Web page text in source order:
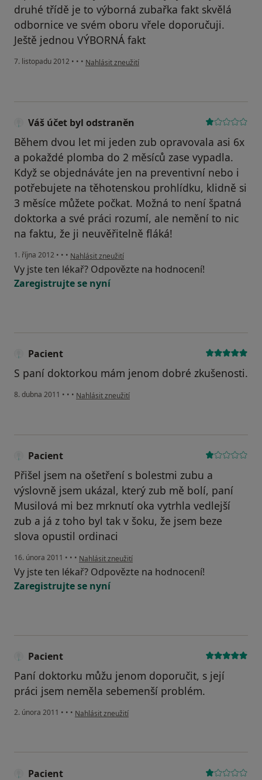
druhé třídě je to výborná zubařka fakt skvělá
odbornice ve svém oboru vřele doporučuji.
Ještě jednou VÝBORNÁ fakt
7. listopadu 2012 • • • podle názoru uživatele Váš účet byl odstraněn
Nahlásit zneužití
Váš účet byl odstraněn
Během dvou let mi jeden zub opravovala asi 6x
a pokaždé plomba do 2 měsíců zase vypadla.
Když se objednáváte jen na preventivní nebo i
potřebujete na těhotenskou prohlídku, klidně si
3 měsíce můžete počkat. Možná to není špatná
doktorka a své práci rozumí, ale nemění to nic
na faktu, že ji neuvěřitelně fláká!
1. října 2012 • • • podle názoru uživatele Váš účet byl odstraněn
Nahlásit zneužití
Vy jste ten lékař? Odpovězte na hodnocení!
Zaregistrujte se nyní
Pacient
S paní doktorkou mám jenom dobré zkušenosti.
8. dubna 2011 • • • podle názoru uživatele Pacient
Nahlásit zneužití
Pacient
Přišel jsem na ošetření s bolestmi zubu a
výslovně jsem ukázal, který zub mě bolí, paní
Musilová mi bez mrknutí oka vytrhla vedlejší
zub a já z toho byl tak v šoku, že jsem beze
slova opustil ordinaci
16. února 2011 • • • podle názoru uživatele Pacient
Nahlásit zneužití
Vy jste ten lékař? Odpovězte na hodnocení!
Zaregistrujte se nyní
Pacient
Paní doktorku můžu jenom doporučit, s její
práci jsem neměla sebemenší problém.
2. února 2011 • • • podle názoru uživatele Pacient
Nahlásit zneužití
Pacient